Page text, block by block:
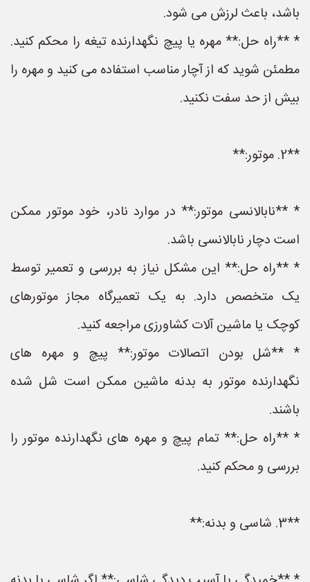
باشد، باعث لرزش می شود.
* **راه حل:** مهره یا پیچ نگهدارنده تیغه را محکم کنید.
مطمئن شوید که از آچار مناسب استفاده می کنید و مهره را
بیش از حد سفت نکنید.
**2. موتور:**
* **نابالانسی موتور:** در موارد نادر، خود موتور ممکن
است دچار نابالانسی باشد.
* **راه حل:** این مشکل نیاز به بررسی و تعمیر توسط
یک متخصص دارد. به یک تعمیرگاه مجاز موتورهای
کوچک یا ماشین آلات کشاورزی مراجعه کنید.
* **شل بودن اتصالات موتور:** پیچ و مهره های
نگهدارنده موتور به بدنه ماشین ممکن است شل شده
باشند.
* **راه حل:** تمام پیچ و مهره های نگهدارنده موتور را
بررسی و محکم کنید.
**3. شاسی و بدنه:**